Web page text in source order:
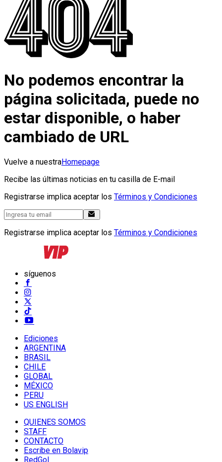
No podemos encontrar la
página solicitada, puede no
estar disponible, o haber
cambiado de URL
Vuelve a nuestraHomepage
Recibe las últimas noticias en tu casilla de E-mail
Registrarse implica aceptar los Términos y Condiciones
Registrarse implica aceptar los Términos y Condiciones
síguenos
Ediciones
ARGENTINA
BRASIL
CHILE
GLOBAL
MÉXICO
PERU
US ENGLISH
QUIENES SOMOS
STAFF
CONTACTO
Escribe en Bolavip
RedGol